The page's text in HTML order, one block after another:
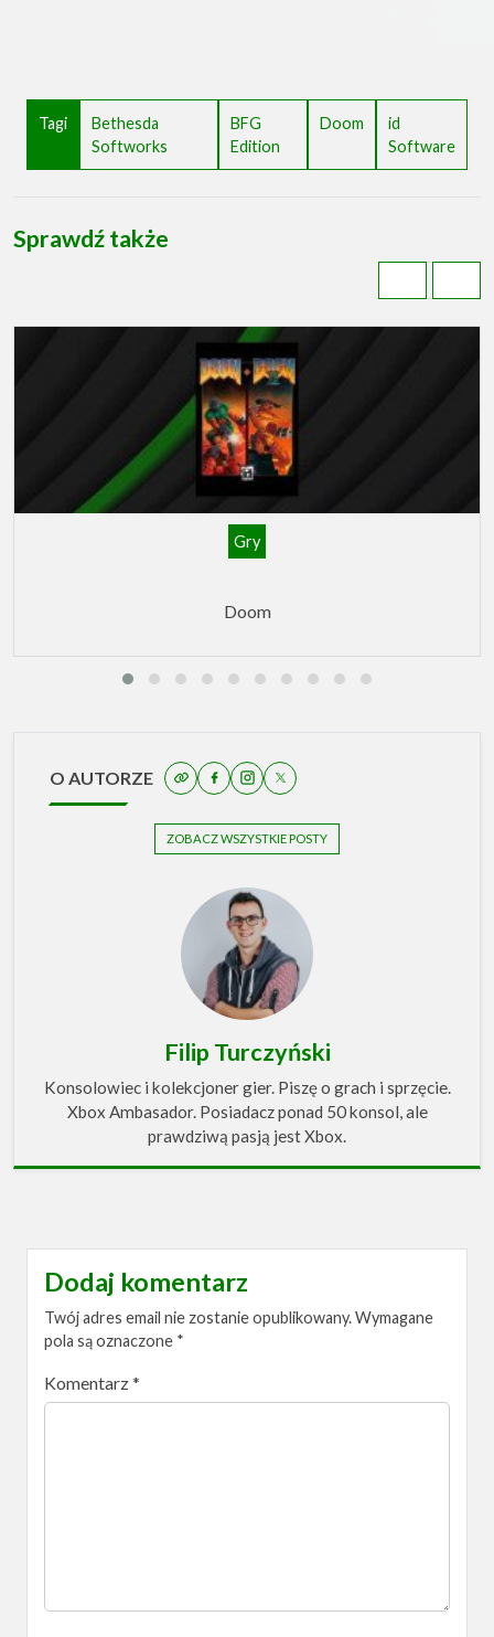
Tagi
Bethesda
Softworks
BFG
Edition
Doom
id
Software
Sprawdź także
Gry
Doom
O AUTORZE
ZOBACZ WSZYSTKIE POSTY
Filip Turczyński
Konsolowiec i kolekcjoner gier. Piszę o grach i sprzęcie.
Xbox Ambasador. Posiadacz ponad 50 konsol, ale
prawdziwą pasją jest Xbox.
Dodaj komentarz
Twój adres email nie zostanie opublikowany.Wymagane
pola są oznaczone *
Komentarz*